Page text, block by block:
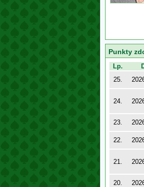
Punkty
Lp.
25.
24.
23.
22.
21.
20.